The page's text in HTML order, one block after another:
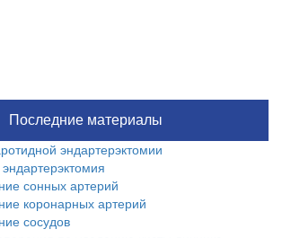
Последние материалы
эндартерэктомии
сонных артерий
коронарных артерий
сосудов